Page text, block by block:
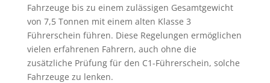
Fahrzeuge bis zu einem zulässigen Gesamtgewicht
von 7,5 Tonnen mit einem alten Klasse 3
Führerschein führen. Diese Regelungen ermöglichen
vielen erfahrenen Fahrern, auch ohne die
zusätzliche Prüfung für den C1-Führerschein, solche
Fahrzeuge zu lenken.